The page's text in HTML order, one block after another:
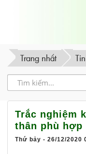
Trang nhất
Trắc nghiệm
thân phù hợp
Thứ bảy - 26/12/2020